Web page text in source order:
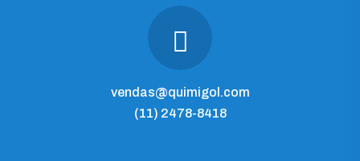
vendas@quimigol.com
(11) 2478-8418